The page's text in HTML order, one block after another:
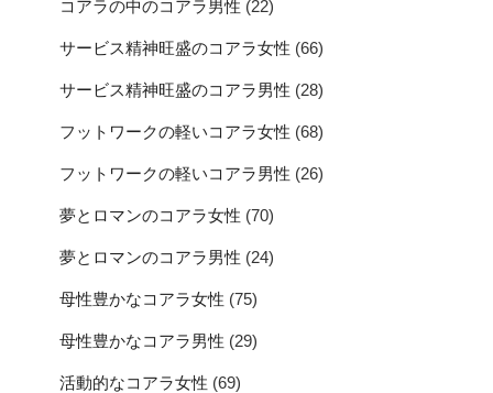
コアラの中のコアラ男性 (22)
サービス精神旺盛のコアラ女性 (66)
サービス精神旺盛のコアラ男性 (28)
フットワークの軽いコアラ女性 (68)
フットワークの軽いコアラ男性 (26)
夢とロマンのコアラ女性 (70)
夢とロマンのコアラ男性 (24)
母性豊かなコアラ女性 (75)
母性豊かなコアラ男性 (29)
活動的なコアラ女性 (69)